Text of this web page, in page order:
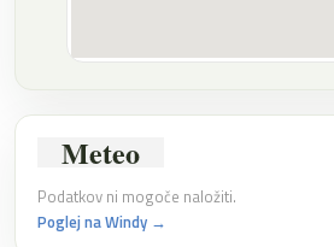
Meteo
Podatkov ni mogoče naložiti.
Poglej na Windy →